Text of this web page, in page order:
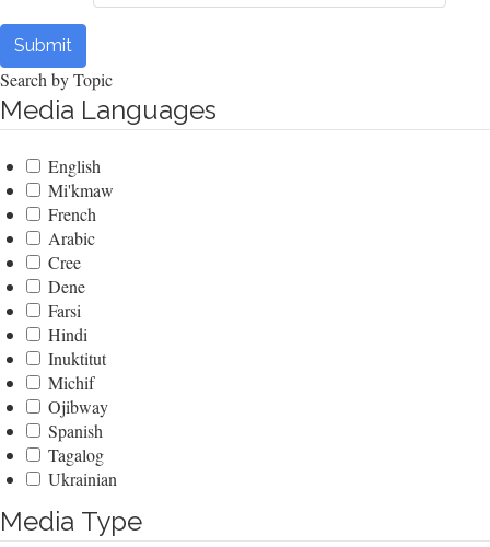
Submit
Search by Topic
Media Languages
English
Mi'kmaw
French
Arabic
Cree
Dene
Farsi
Hindi
Inuktitut
Michif
Ojibway
Spanish
Tagalog
Ukrainian
Media Type